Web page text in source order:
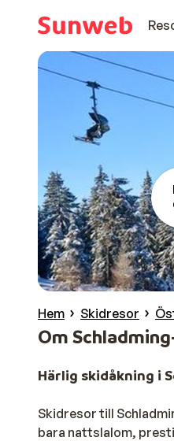
Hem Skidresor
Om
Härlig skidåkning i
Skidresor till
bara nattslalom,